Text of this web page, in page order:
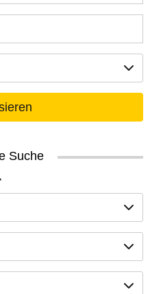
Suche